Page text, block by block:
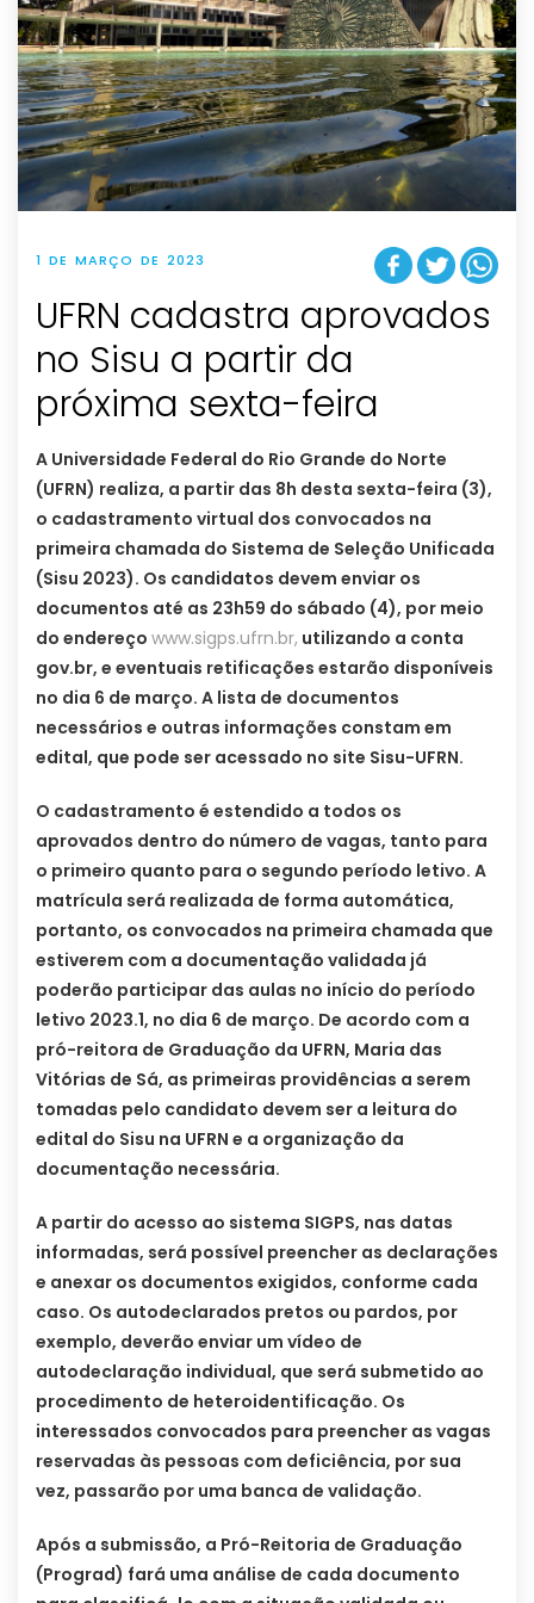
1 DE MARÇO DE 2023
UFRN cadastra aprovados
no Sisu a partir da
próxima sexta-feira
A Universidade Federal do Rio Grande do Norte
(UFRN) realiza, a partir das 8h desta sexta-feira (3),
o cadastramento virtual dos convocados na
primeira chamada do Sistema de Seleção Unificada
(Sisu 2023). Os candidatos devem enviar os
documentos até as 23h59 do sábado (4), por meio
do endereço www.sigps.ufrn.br, utilizando a conta
gov.br, e eventuais retificações estarão disponíveis
no dia 6 de março. A lista de documentos
necessários e outras informações constam em
edital, que pode ser acessado no site Sisu-UFRN.
O cadastramento é estendido a todos os
aprovados dentro do número de vagas, tanto para
o primeiro quanto para o segundo período letivo. A
matrícula será realizada de forma automática,
portanto, os convocados na primeira chamada que
estiverem com a documentação validada já
poderão participar das aulas no início do período
letivo 2023.1, no dia 6 de março. De acordo com a
pró-reitora de Graduação da UFRN, Maria das
Vitórias de Sá, as primeiras providências a serem
tomadas pelo candidato devem ser a leitura do
edital do Sisu na UFRN e a organização da
documentação necessária.
A partir do acesso ao sistema SIGPS, nas datas
informadas, será possível preencher as declarações
e anexar os documentos exigidos, conforme cada
caso. Os autodeclarados pretos ou pardos, por
exemplo, deverão enviar um vídeo de
autodeclaração individual, que será submetido ao
procedimento de heteroidentificação. Os
interessados convocados para preencher as vagas
reservadas às pessoas com deficiência, por sua
vez, passarão por uma banca de validação.
Após a submissão, a Pró-Reitoria de Graduação
(Prograd) fará uma análise de cada documento